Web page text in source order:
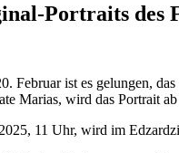
Portraits des
Februar ist es gelungen,
Marias, wird das Portrait
11 Uhr, wird im